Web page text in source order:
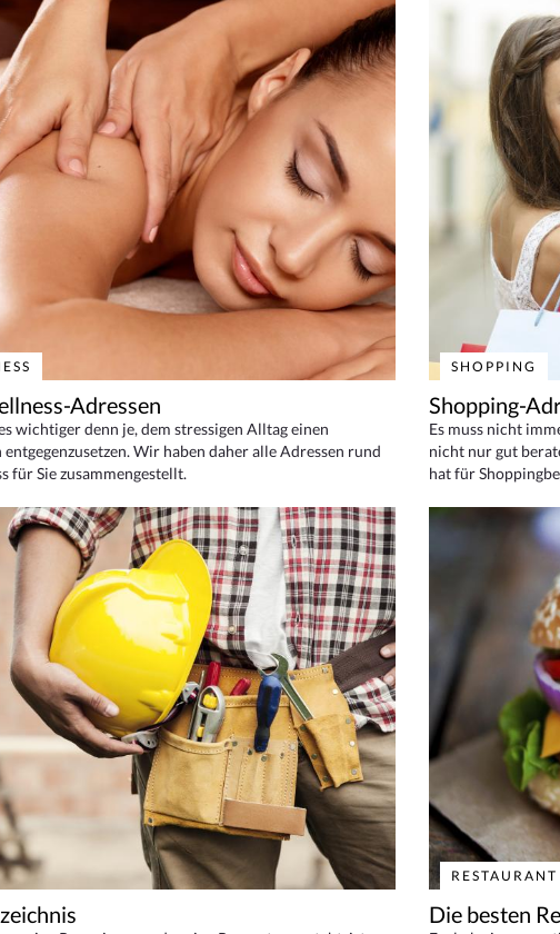
Adressen
wichtiger denn je, dem stressigen Alltag einen
Wir haben daher alle Adressen rund
für Sie zusammengestellt.
SHOPPING
Shopping-
Es muss nicht
nicht nur gut
hat für
RESTAURANT
Die besten